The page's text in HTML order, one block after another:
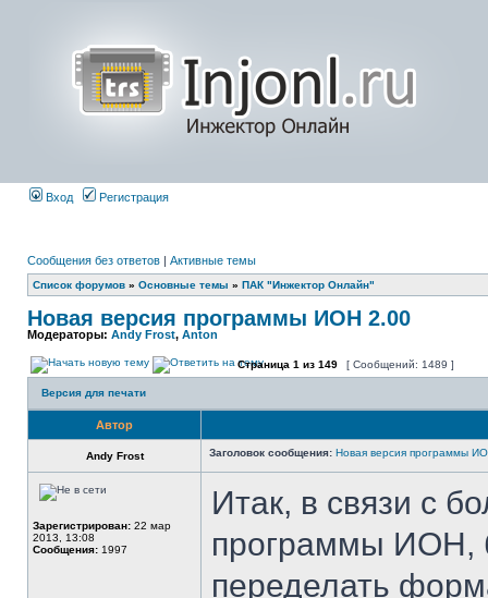
Вход Регистрация
Сообщения без ответов | Активные темы
Список форумов » Основные темы » ПАК "Инжектор Онлайн"
Новая версия программы ИОН 2.00
Модераторы: Andy Frost, Anton
Страница 1 из 149 [ Сообщений: 1489 ]
Версия для печати
Автор
Andy Frost Заголовок сообщения: Новая версия программы
Зарегистрирован: 22 мар
2013, 13:08
Сообщения: 1997
Итак, в связи с
программы ИОН,
переделать